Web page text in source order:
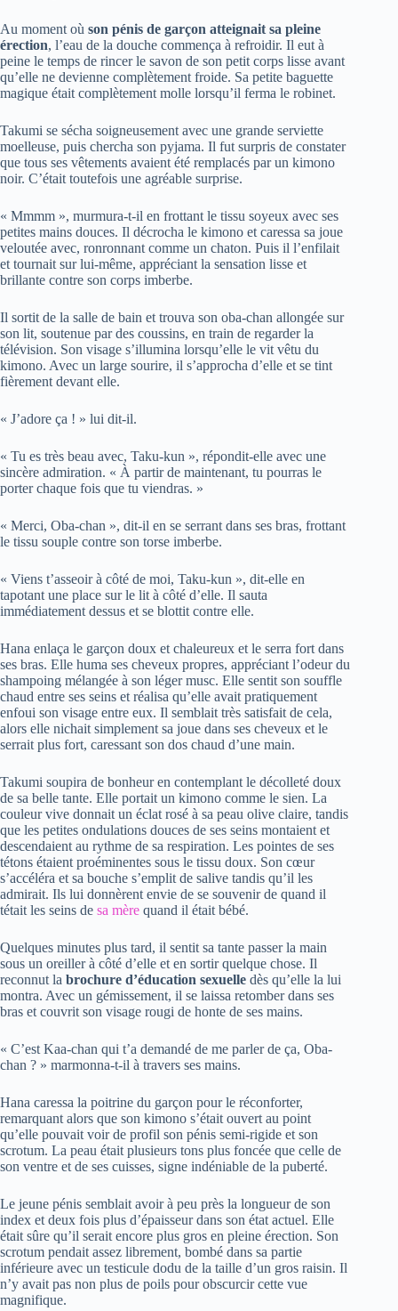
Au moment où son pénis de garçon atteignait sa pleine
érection, l’eau de la douche commença à refroidir. Il eut à
peine le temps de rincer le savon de son petit corps lisse avant
qu’elle ne devienne complètement froide. Sa petite baguette
magique était complètement molle lorsqu’il ferma le robinet.
Takumi se sécha soigneusement avec une grande serviette
moelleuse, puis chercha son pyjama. Il fut surpris de constater
que tous ses vêtements avaient été remplacés par un kimono
noir. C’était toutefois une agréable surprise.
« Mmmm », murmura-t-il en frottant le tissu soyeux avec ses
petites mains douces. Il décrocha le kimono et caressa sa joue
veloutée avec, ronronnant comme un chaton. Puis il l’enfilait
et tournait sur lui-même, appréciant la sensation lisse et
brillante contre son corps imberbe.
Il sortit de la salle de bain et trouva son oba-chan allongée sur
son lit, soutenue par des coussins, en train de regarder la
télévision. Son visage s’illumina lorsqu’elle le vit vêtu du
kimono. Avec un large sourire, il s’approcha d’elle et se tint
fièrement devant elle.
« J’adore ça ! » lui dit-il.
« Tu es très beau avec, Taku-kun », répondit-elle avec une
sincère admiration. « À partir de maintenant, tu pourras le
porter chaque fois que tu viendras. »
« Merci, Oba-chan », dit-il en se serrant dans ses bras, frottant
le tissu souple contre son torse imberbe.
« Viens t’asseoir à côté de moi, Taku-kun », dit-elle en
tapotant une place sur le lit à côté d’elle. Il sauta
immédiatement dessus et se blottit contre elle.
Hana enlaça le garçon doux et chaleureux et le serra fort dans
ses bras. Elle huma ses cheveux propres, appréciant l’odeur du
shampoing mélangée à son léger musc. Elle sentit son souffle
chaud entre ses seins et réalisa qu’elle avait pratiquement
enfoui son visage entre eux. Il semblait très satisfait de cela,
alors elle nichait simplement sa joue dans ses cheveux et le
serrait plus fort, caressant son dos chaud d’une main.
Takumi soupira de bonheur en contemplant le décolleté doux
de sa belle tante. Elle portait un kimono comme le sien. La
couleur vive donnait un éclat rosé à sa peau olive claire, tandis
que les petites ondulations douces de ses seins montaient et
descendaient au rythme de sa respiration. Les pointes de ses
tétons étaient proéminentes sous le tissu doux. Son cœur
s’accéléra et sa bouche s’emplit de salive tandis qu’il les
admirait. Ils lui donnèrent envie de se souvenir de quand il
tétait les seins de sa mère quand il était bébé.
Quelques minutes plus tard, il sentit sa tante passer la main
sous un oreiller à côté d’elle et en sortir quelque chose. Il
reconnut la brochure d’éducation sexuelle dès qu’elle la lui
montra. Avec un gémissement, il se laissa retomber dans ses
bras et couvrit son visage rougi de honte de ses mains.
« C’est Kaa-chan qui t’a demandé de me parler de ça, Oba-
chan ? » marmonna-t-il à travers ses mains.
Hana caressa la poitrine du garçon pour le réconforter,
remarquant alors que son kimono s’était ouvert au point
qu’elle pouvait voir de profil son pénis semi-rigide et son
scrotum. La peau était plusieurs tons plus foncée que celle de
son ventre et de ses cuisses, signe indéniable de la puberté.
Le jeune pénis semblait avoir à peu près la longueur de son
index et deux fois plus d’épaisseur dans son état actuel. Elle
était sûre qu’il serait encore plus gros en pleine érection. Son
scrotum pendait assez librement, bombé dans sa partie
inférieure avec un testicule dodu de la taille d’un gros raisin. Il
n’y avait pas non plus de poils pour obscurcir cette vue
magnifique.